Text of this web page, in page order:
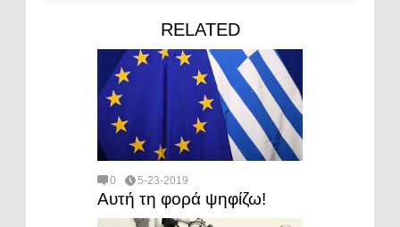
RELATED
0 5-23-2019
Αυτή τη φορά ψηφίζω!